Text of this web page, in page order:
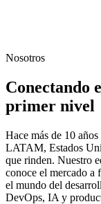
Nosotros
Conectando
primer nivel
Hace más de 10
LATAM, Estados
que rinden. Nuestro
conoce el mercado a
el mundo del
DevOps, IA y